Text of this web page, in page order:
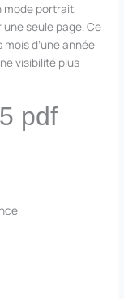
mode portrait,
seule page. Ce
d’une année
visibilité plus
pdf